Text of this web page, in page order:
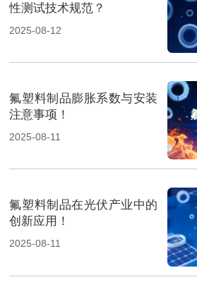
性测试技术规范？
2025-08-12
氟塑料制品膨胀系数与安装
注意事项！
2025-08-11
氟塑料制品在光伏产业中的
创新应用！
2025-08-11